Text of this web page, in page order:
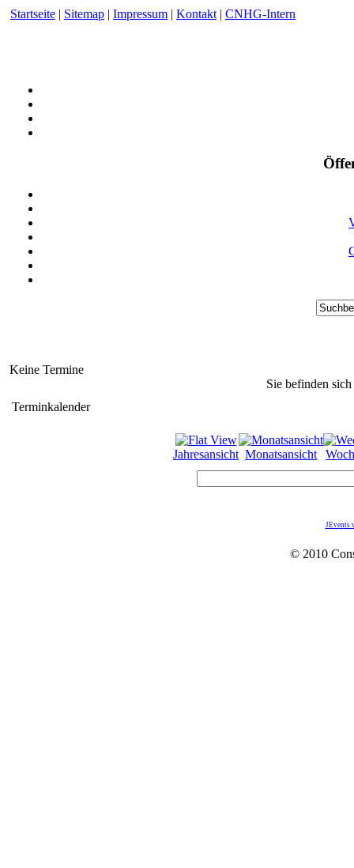
Startseite | Sitemap | Impressum | Kontakt | CNHG-Intern
Keine Termine
Sie befinden
Terminkalender
Jahresansicht Monatsansicht
JEvents
© 2010